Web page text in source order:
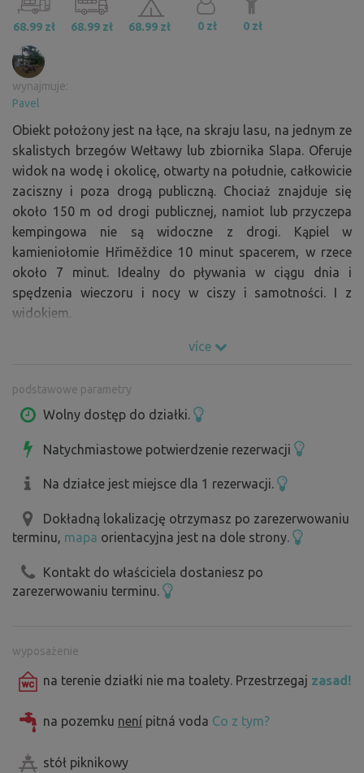
68.99 zł 68.99 zł 68.99 zł 0 zł 0 zł
wynajmuje:
Pavel
Obiekt położony jest na łące, na skraju lasu, na jednym ze
skalistych brzegów Wełtawy lub zbiornika Slapa. Oferuje
widok na wodę i okolicę, otwarty na południe, całkowicie
zaciszny i poza drogą publiczną. Chociaż znajduje się
około 150 m od drogi publicznej, namiot lub przyczepa
kempingowa nie są widoczne z drogi. Kąpiel w
kamieniołomie Hřiměždice 10 minut spacerem, w rzece
około 7 minut. Idealny do pływania w ciągu dnia i
spędzenia wieczoru i nocy w ciszy i samotności. I z
widokiem.
Chciałbym zwrócić uwagę, że późnym latem, jesienią i
traktorów. Nie żeby to było w bezpośredniej bliskości, a
już na pewno nie wieczorem czy w nocy, ale w ciągu dnia
více
podstawowe parametry
Wolny dostęp do działki.
Natychmiastowe potwierdzenie rezerwacji
Na działce jest miejsce dla 1 rezerwacji.
Dokładną lokalizację otrzymasz po zarezerwowaniu
terminu, mapa orientacyjna jest na dole strony.
Kontakt do właściciela dostaniesz po
zarezerwowaniu terminu.
wyposażenie
na terenie działki nie ma toalety. Przestrzegaj zasad!
na pozemku není pitná voda Co z tym?
stół piknikowy